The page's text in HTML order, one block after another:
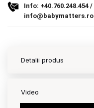
Info: +40.760.248.454 /
info@babymatters.ro
Detalii produs
Video